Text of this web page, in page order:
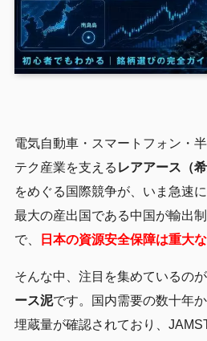
電気自動車・スマートフォン・
テク産業を支える レアアース（希
をめぐる国際競争が、いま急速
最大の産出国である中国が輸出
で、
日本の資源安全保障は重大
そんな中、注目を集めているのが
ース泥です。国内需要の数十年
埋蔵量が確認されており、